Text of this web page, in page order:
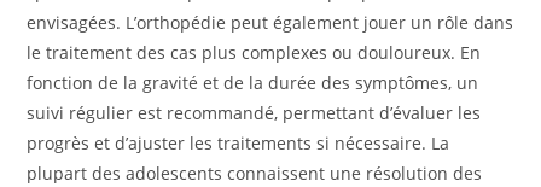
envisagées. L’orthopédie peut également jouer un rôle dans
le traitement des cas plus complexes ou douloureux. En
fonction de la gravité et de la durée des symptômes, un
suivi régulier est recommandé, permettant d’évaluer les
progrès et d’ajuster les traitements si nécessaire. La
plupart des adolescents connaissent une résolution des